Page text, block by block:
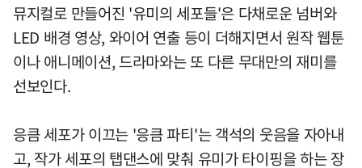
뮤지컬로 만들어진 '유미의 세포들'은 다채로운 넘버와
LED 배경 영상, 와이어 연출 등이 더해지면서 원작 웹툰
이나 애니메이션, 드라마와는 또 다른 무대만의 재미를
선보인다.
응큼 세포가 이끄는 '응큼 파티'는 객석의 웃음을 자아내
고, 작가 세포의 탭댄스에 맞춰 유미가 타이핑을 하는 장